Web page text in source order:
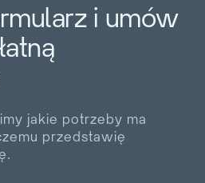
i umów
jakie potrzeby ma
przedstawię